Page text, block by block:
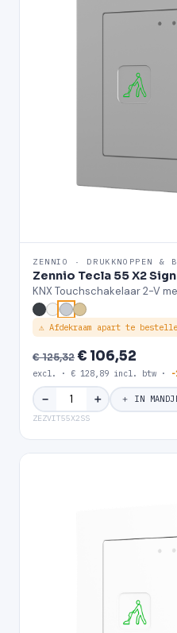
ZENNIO · DRUKKNOPPEN &
Zennio Tecla 55 X2
KNX Touchschakelaar 2-V
⚠ Afdekraam apart te
€ 125,32€ 106,52
excl. · € 128,89 incl. btw · -
− ＋ ＋ IN
ZEZVIT55X2SS